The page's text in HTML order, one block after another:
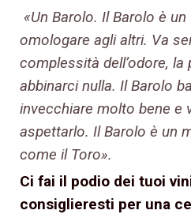
«Un Barolo. Il Barolo è
omologare agli altri. Va
complessità dell’odore, la
abbinarci nulla. Il Barolo
invecchiare molto bene e
aspettarlo. Il Barolo è un
come il Toro».
Ci fai il podio dei tuoi
consiglieresti per una